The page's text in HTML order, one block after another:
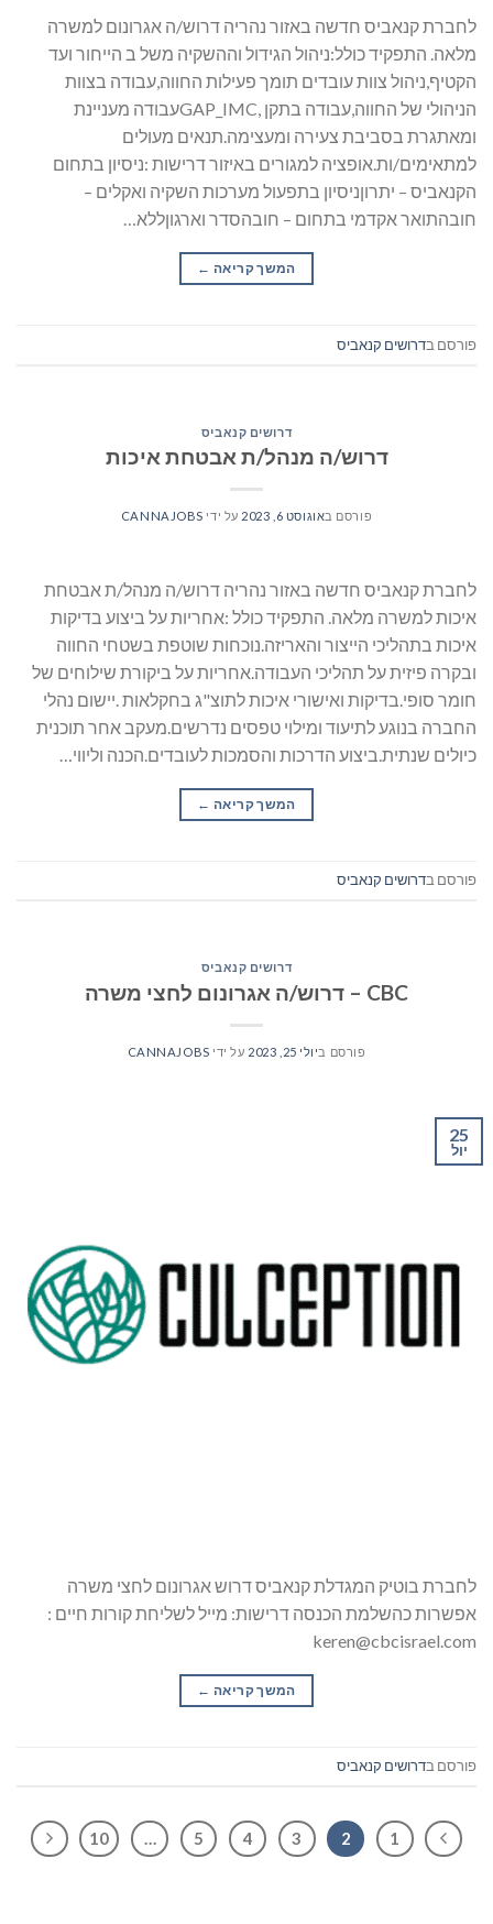
לחברת קנאביס חדשה באזור נהריה דרוש/ה אגרונום למשרה
מלאה. התפקיד כולל:ניהול הגידול וההשקיה משל ב הייחור ועד
הקטיף,ניהול צוות עובדים תומך פעילות החווה,עבודה בצוות
הניהולי של החווה,עבודה בתקן ,GAP_IMCעבודה מעניינת
ומאתגרת בסביבת צעירה ומעצימה.תנאים מעולים
למתאימים/ות.אופציה למגורים באיזור דרישות :ניסיון בתחום
הקנאביס – יתרוןניסיון בתפעול מערכות השקיה ואקלים –
חובהתואר אקדמי בתחום – חובהסדר וארגוןללא…
המשך קריאה →
פורסם בדרושים קנאביס
דרושים קנאביס
דרוש/ה מנהל/ת אבטחת איכות
פורסם באוגוסט 6, 2023 על ידי CANNAJOBS
לחברת קנאביס חדשה באזור נהריה דרוש/ה מנהל/ת אבטחת
איכות למשרה מלאה. התפקיד כולל :אחריות על ביצוע בדיקות
איכות בתהליכי הייצור והאריזה.נוכחות שוטפת בשטחי החווה
ובקרה פיזית על תהליכי העבודה.אחריות על ביקורת שילוחים של
חומר סופי.בדיקות ואישורי איכות לתוצ"ג בחקלאות .יישום נהלי
החברה בנוגע לתיעוד ומילוי טפסים נדרשים.מעקב אחר תוכנית
כיולים שנתית.ביצוע הדרכות והסמכות לעובדים.הכנה וליווי…
המשך קריאה →
פורסם בדרושים קנאביס
דרושים קנאביס
CBC – דרוש/ה אגרונום לחצי משרה
פורסם ביולי 25, 2023 על ידי CANNAJOBS
25
יול
לחברת בוטיק המגדלת קנאביס דרוש אגרונום לחצי משרה
אפשרות כהשלמת הכנסה דרישות: מייל לשליחת קורות חיים :
keren@cbcisrael.com
המשך קריאה →
פורסם בדרושים קנאביס
1
2
3
4
5
…
10